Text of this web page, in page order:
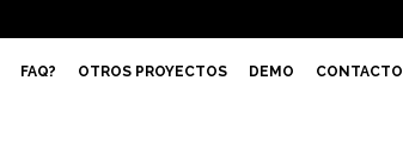
FAQ? OTROS PROYECTOS DEMO CONTACTO